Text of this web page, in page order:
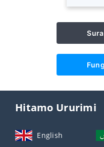
Hitamo Ururimi
English